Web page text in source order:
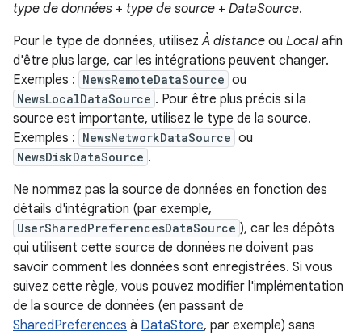
type de données + type de source + DataSource.
Pour le type de données, utilisezÀ distance ou Local afin
d'être plus large, car les intégrations peuvent changer.
Exemples : NewsRemoteDataSource ou
NewsLocalDataSource . Pour être plus précis si la
source est importante, utilisez le type de la source.
Exemples : NewsNetworkDataSource ou
NewsDiskDataSource .
Ne nommez pas la source de données en fonction des
détails d'intégration (par exemple,
UserSharedPreferencesDataSource ), car les dépôts
qui utilisent cette source de données ne doivent pas
savoir comment les données sont enregistrées. Si vous
suivez cette règle, vous pouvez modifier l'implémentation
de la source de données (en passant de
SharedPreferences à DataStore, par exemple) sans